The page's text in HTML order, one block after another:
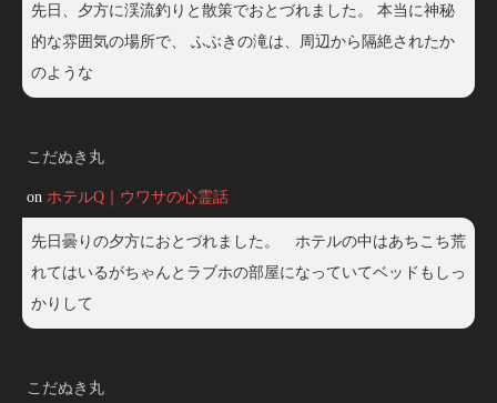
先日、夕方に渓流釣りと散策でおとづれました。 本当に神秘
的な雰囲気の場所で、 ふぶきの滝は、周辺から隔絶されたか
のような
こだぬき丸
on ホテルQ｜ウワサの心霊話
先日曇りの夕方におとづれました。 ホテルの中はあちこち荒
れてはいるがちゃんとラブホの部屋になっていてベッドもしっ
かりして
こだぬき丸